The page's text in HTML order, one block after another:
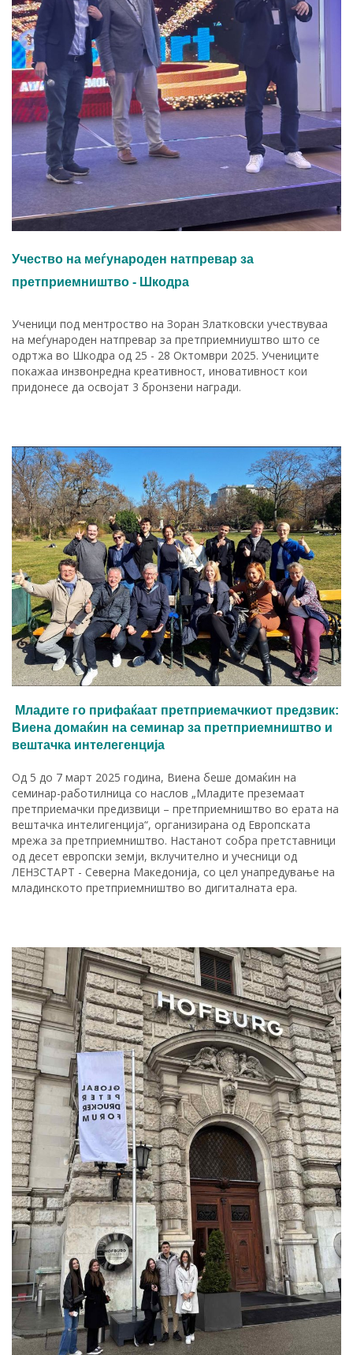
Учество на меѓународен натпревар за
претприемништво - Шкодра
Ученици под ментроство на Зоран Златковски учествуваа
на меѓународен натпревар за претприемниуштво што се
одртжа во Шкодра од 25 - 28 Октомври 2025. Учениците
покажаа инзвонредна креативност, иновативност кои
придонесе да освојат 3 бронзени награди.
Младите го прифаќаат претприемачкиот предзвик:
Виена домаќин на семинар за претприемништво и
вештачка интелегенција
Од 5 до 7 март 2025 година, Виена беше домаќин на
семинар-работилница со наслов „Младите преземаат
претприемачки предизвици – претприемништво во ерата на
вештачка интелигенција“, организирана од Европската
мрежа за претприемништво. Настанот собра претставници
од десет европски земји, вклучително и учесници од
ЛЕНЗСТАРТ - Северна Македонија, со цел унапредување на
младинското претприемништво во дигиталната ера.